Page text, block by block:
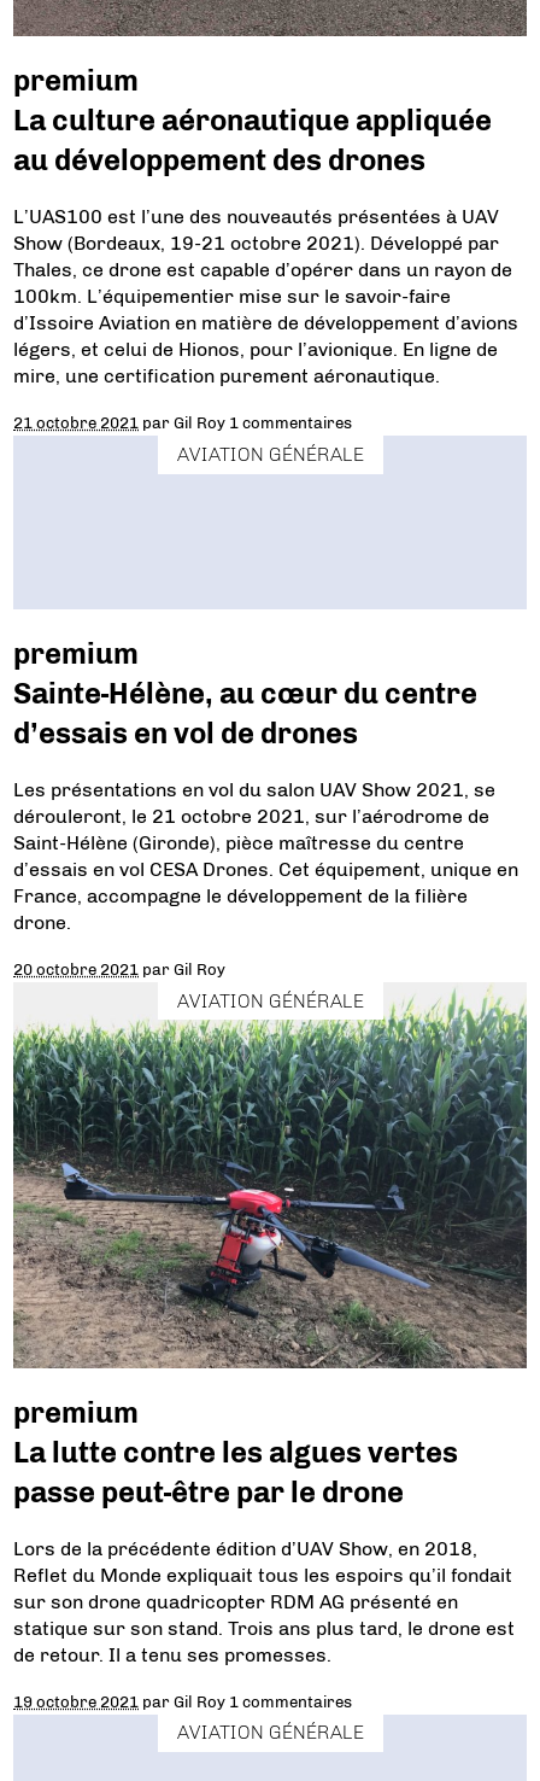
premium
La culture aéronautique appliquée
au développement des drones
L’UAS100 est l’une des nouveautés présentées à UAV
Show (Bordeaux, 19-21 octobre 2021). Développé par
Thales, ce drone est capable d’opérer dans un rayon de
100km. L’équipementier mise sur le savoir-faire
d’Issoire Aviation en matière de développement d’avions
légers, et celui de Hionos, pour l’avionique. En ligne de
mire, une certification purement aéronautique.
21 octobre 2021 parGil Roy 1 commentaires
AVIATION GÉNÉRALE
premium
Sainte-Hélène, au cœur du centre
d’essais en vol de drones
Les présentations en vol du salon UAV Show 2021, se
dérouleront, le 21 octobre 2021, sur l’aérodrome de
Saint-Hélène (Gironde), pièce maîtresse du centre
d’essais en vol CESA Drones. Cet équipement, unique en
France, accompagne le développement de la filière
drone.
20 octobre 2021 parGil Roy
AVIATION GÉNÉRALE
premium
La lutte contre les algues vertes
passe peut-être par le drone
Lors de la précédente édition d’UAV Show, en 2018,
Reflet du Monde expliquait tous les espoirs qu’il fondait
sur son drone quadricopter RDM AG présenté en
statique sur son stand. Trois ans plus tard, le drone est
de retour. Il a tenu ses promesses.
19 octobre 2021 parGil Roy 1 commentaires
AVIATION GÉNÉRALE